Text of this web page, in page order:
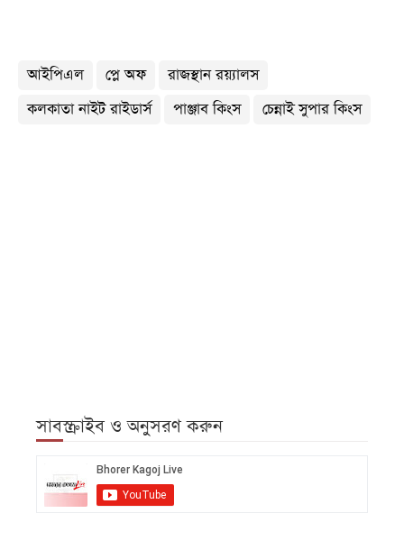
আইপিএল প্লে অফ
রাজস্থান রয়্যালস
কলকাতা নাইট রাইডার্স
পাঞ্জাব কিংস চেন্নাই সুপার কিংস
সাবস্ক্রাইব ও অনুসরণ করুন